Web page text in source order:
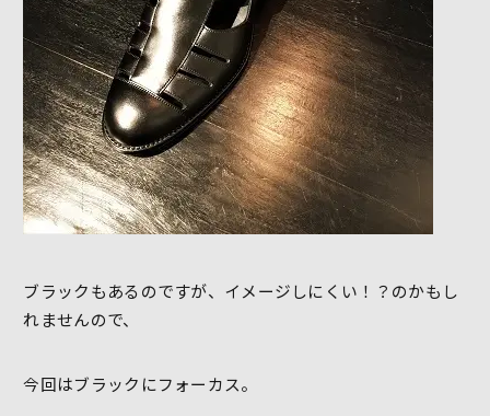
ブラックもあるのですが、イメージしにくい！？のかもし
れませんので、
今回はブラックにフォーカス。